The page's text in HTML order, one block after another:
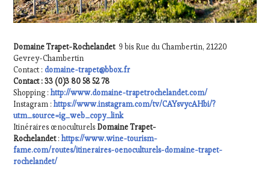
Domaine Trapet-Rochelandet 9 bis Rue du Chambertin, 21220
Gevrey-Chambertin
Contact : domaine-trapet@bbox.fr
Contact : 33 (0)3 80 58 52 78
Shopping :http://www.domaine-trapetrochelandet.com/
Instagram :https://www.instagram.com/tv/CAYsvycAHbi/?
utm_source=ig_web_copy_link
Itinéraires œnoculturels Domaine Trapet-
Rochelandet:https://www.wine-tourism-
fame.com/routes/itineraires-oenoculturels-domaine-trapet-
rochelandet/